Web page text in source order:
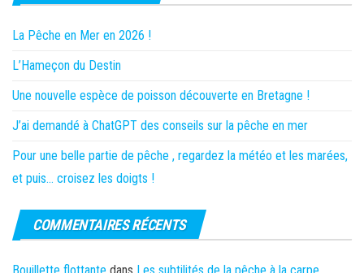
La Pêche en Mer en 2026 !
L’Hameçon du Destin
Une nouvelle espèce de poisson découverte en Bretagne !
J’ai demandé à ChatGPT des conseils sur la pêche en mer
Pour une belle partie de pêche , regardez la météo et les marées,
et puis… croisez les doigts !
COMMENTAIRES RÉCENTS